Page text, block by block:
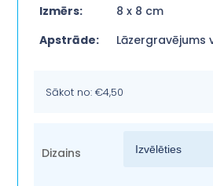
Izmērs:
8 x 8 cm
Apstrāde:
Lāzergravējums
Sākot no:€4,50
Dizains